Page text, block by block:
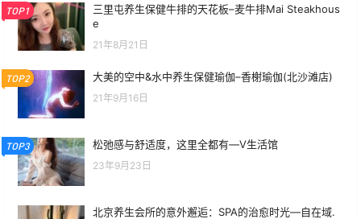
TOP1
三里屯养生保健牛排的天花板–麦牛排Mai Steakhous
e
21年8月21日
TOP2 大美的空中&水中养生保健瑜伽–香榭瑜伽(北沙滩店)
21年9月16日
TOP3 松弛感与舒适度，这里全都有—V生活馆
23年9月23日
北京养生会所的意外邂逅：SPA的治愈时光—自在域.